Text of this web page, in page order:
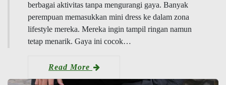
berbagai aktivitas tanpa mengurangi gaya. Banyak
perempuan memasukkan mini dress ke dalam zona
lifestyle mereka. Mereka ingin tampil ringan namun
tetap menarik. Gaya ini cocok…
Read More